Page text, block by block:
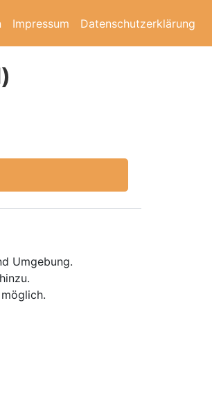
Impressum Datenschutzerklärung
Umgebung.